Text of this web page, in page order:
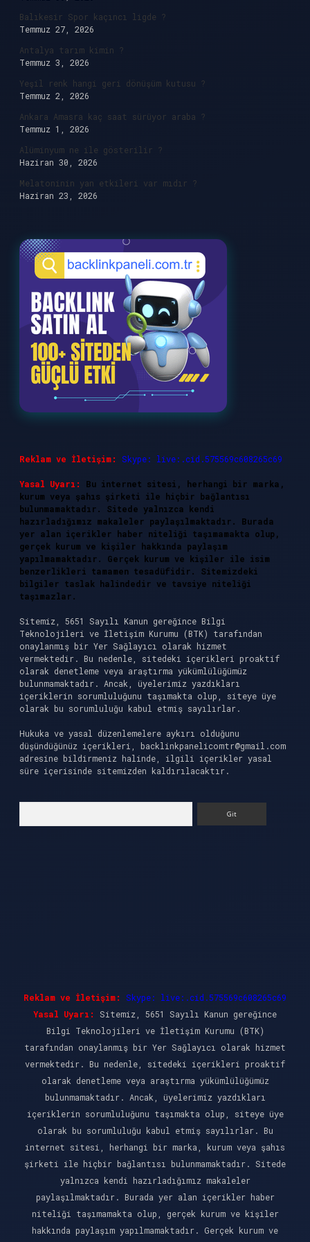
Balıkesir Spor kaçıncı ligde ?
Temmuz 27, 2026
Antalya tarım kimin ?
Temmuz 3, 2026
Yeşil renk hangi geri dönüşüm kutusu ?
Temmuz 2, 2026
Ankara Amasra kaç saat sürüyor araba ?
Temmuz 1, 2026
Alüminyum ne ile gösterilir ?
Haziran 30, 2026
Melatoninin yan etkileri var mıdır ?
Haziran 23, 2026
Reklam ve İletişim: Skype: live:.cid.575569c608265c69
Yasal Uyarı:
Bu internet sitesi, herhangi bir marka,
kurum veya şahıs şirketi ile hiçbir bağlantısı
bulunmamaktadır. Sitede yalnızca kendi
hazırladığımız makaleler paylaşılmaktadır. Burada
yer alan içerikler haber niteliği taşımamakta olup,
gerçek kurum ve kişiler hakkında paylaşım
yapılmamaktadır. Gerçek kurum ve kişiler ile isim
benzerlikleri tamamen tesadüfidir. Sitemizdeki
bilgiler taslak halindedir ve tavsiye niteliği
taşımazlar.
Sitemiz, 5651 Sayılı Kanun gereğince Bilgi
Teknolojileri ve İletişim Kurumu (BTK) tarafından
onaylanmış bir Yer Sağlayıcı olarak hizmet
vermektedir. Bu nedenle, sitedeki içerikleri proaktif
olarak denetleme veya araştırma yükümlülüğümüz
bulunmamaktadır. Ancak, üyelerimiz yazdıkları
içeriklerin sorumluluğunu taşımakta olup, siteye üye
olarak bu sorumluluğu kabul etmiş sayılırlar.
Hukuka ve yasal düzenlemelere aykırı olduğunu
düşündüğünüz içerikleri, backlinkpanelicomtr@gmail.com
adresine bildirmeniz halinde, ilgili içerikler yasal
süre içerisinde sitemizden kaldırılacaktır.
Reklam ve İletişim:
Skype: live:.cid.575569c608265c69
Yasal Uyarı:
Sitemiz, 5651 Sayılı Kanun gereğince
Bilgi Teknolojileri ve İletişim Kurumu (BTK)
tarafından onaylanmış bir Yer Sağlayıcı olarak hizmet
vermektedir. Bu nedenle, sitedeki içerikleri proaktif
olarak denetleme veya araştırma yükümlülüğümüz
bulunmamaktadır. Ancak, üyelerimiz yazdıkları
içeriklerin sorumluluğunu taşımakta olup, siteye üye
olarak bu sorumluluğu kabul etmiş sayılırlar. Bu
internet sitesi, herhangi bir marka, kurum veya şahıs
şirketi ile hiçbir bağlantısı bulunmamaktadır. Sitede
yalnızca kendi hazırladığımız makaleler
paylaşılmaktadır. Burada yer alan içerikler haber
niteliği taşımamakta olup, gerçek kurum ve kişiler
hakkında paylaşım yapılmamaktadır. Gerçek kurum ve